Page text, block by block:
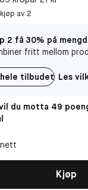
av 2
2 få 30% på
fritt mellom
tilbudet Les
du motta 49
Kjøp